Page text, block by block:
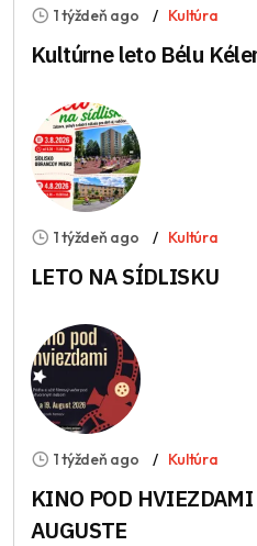
1 týždeň ago Kultúra
Kultúrne leto Bélu
1 týždeň ago Kultúra
LETO NA SÍDLISKU
1 týždeň ago Kultúra
KINO POD
AUGUSTE